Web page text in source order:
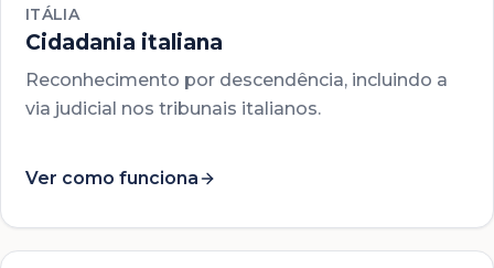
ITÁLIA
Cidadania italiana
Reconhecimento por descendência, incluindo a
via judicial nos tribunais italianos.
Ver como funciona